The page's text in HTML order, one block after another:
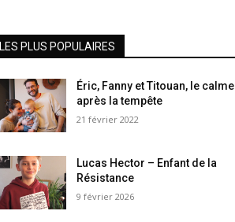
LES PLUS POPULAIRES
Éric, Fanny et Titouan, le calme
après la tempête
21 février 2022
Lucas Hector – Enfant de la
Résistance
9 février 2026